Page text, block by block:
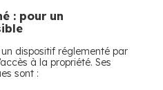
: pour un
dispositif réglementé par
à la propriété. Ses
sont :